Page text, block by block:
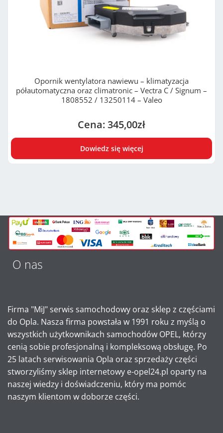
Opornik wentylatora nawiewu – klimatyzacja
półautomatyczna oraz climatronic – Vectra C / Signum –
1808552 / 13250114 – Valeo
345,00zł
Dowiedz się więcej
O nas
Firma "MiJ" serwis samochodowy oraz sklep z częściami
do Opla. Nasza firma powstała w 1991 roku z myślą o
wszystkich użytkownikach samochodów OPEL, którzy
cenią sobie profesjonalną i kompleksową obsługę. Po
25 latach serwisowania Opla oraz sprzedaży części
stworzyliśmy sklep internetowy e-opel24.pl oparty na
naszej wiedzy i doświadczeniu, który ma pomóc
naszym klientom w doborze części.